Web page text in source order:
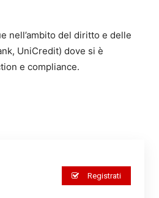
nell’ambito del diritto e delle
UniCredit) dove si è
e compliance.
Registrati